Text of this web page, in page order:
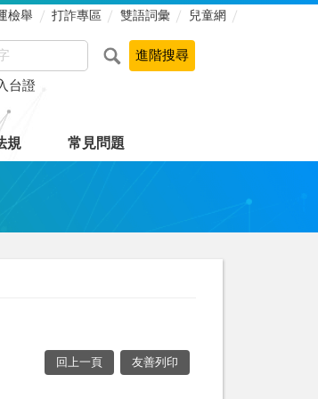
檢舉 打詐專區 雙語詞彙 兒童網
台證
規 常見問題
回上一頁 友善列印